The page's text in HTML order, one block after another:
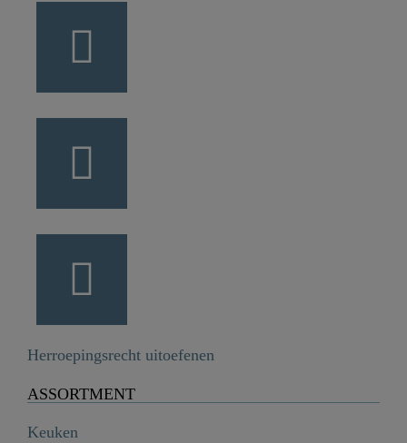
Herroepingsrecht uitoefenen
ASSORTMENT
Keuken